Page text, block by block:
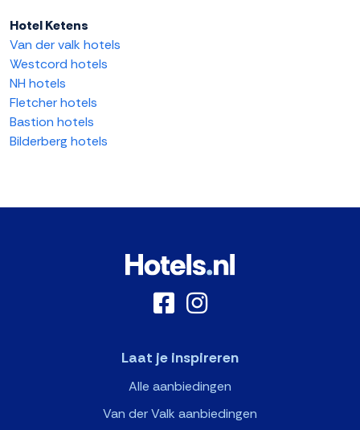
Hotel Ketens
Van der valk hotels
Westcord hotels
NH hotels
Fletcher hotels
Bastion hotels
Bilderberg hotels
Laat je inspireren
Alle aanbiedingen
Van der Valk aanbiedingen